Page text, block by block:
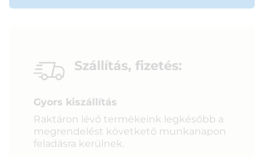
Szállítás, fizetés:
Gyors kiszállítás
Raktáron lévő termékeink legkésőbb a
megrendelést követkető munkanapon
feladásra kerülnek.